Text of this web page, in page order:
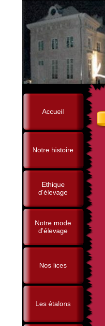
Accueil
Notre histoire
Ethique
d'élevage
Notre mode
d'élevage
Nos lices
Les étalons